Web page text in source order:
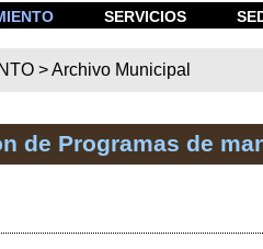
SERVICIOS
>Archivo Municipal
de Programas de